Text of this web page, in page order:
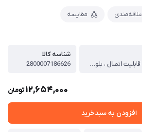
علاقه‌مندی مقایسه
نمايشگر ، نمایشگر LED ، قابليت اتصال ، بلوتوث، ورودی AUX، ورودی USB، ورودی TF ، توان مصرفی ، 6000 وات ، چراغ رنگی RGB ، دارد، چراغ‌های LED با رنگ‌های متغیر ، نوع کنترل ، کنترل از راه دور ، منبع انرژی ، برق AC (DC 9V) ، نسخه‌ی بلوتوث ، نسخه 5 یا بالاتر ، مدت زمان پخش ، دارای باطری قوی (بسته به میزان حجم صدا و استفاده از باتری)
شناسه کالا
2800007186626
12,654,000تومان
افزودن به سبدخرید